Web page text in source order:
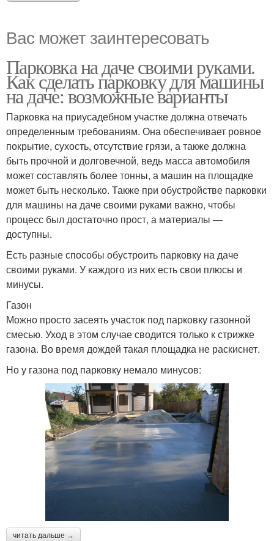
Вас может заинтересовать
Парковка на даче своими руками.
Как сделать парковку для машины
на даче: возможные варианты
Парковка на приусадебном участке должна отвечать
определенным требованиям. Она обеспечивает ровное
покрытие, сухость, отсутствие грязи, а также должна
быть прочной и долговечной, ведь масса автомобиля
может составлять более тонны, а машин на площадке
может быть несколько. Также при обустройстве парковки
для машины на даче своими руками важно, чтобы
процесс был достаточно прост, а материалы —
доступны.
Есть разные способы обустроить парковку на даче
своими руками. У каждого из них есть свои плюсы и
минусы.
Газон
Можно просто засеять участок под парковку газонной
смесью. Уход в этом случае сводится только к стрижке
газона. Во время дождей такая площадка не раскиснет.
Но у газона под парковку немало минусов:
читать дальше →